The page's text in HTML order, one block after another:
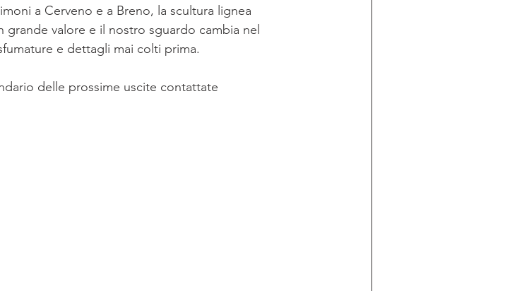
a Cerveno e a Breno, la scultura lignea
grande valore e il nostro sguardo cambia nel
e dettagli mai colti prima.
delle prossime uscite contattate